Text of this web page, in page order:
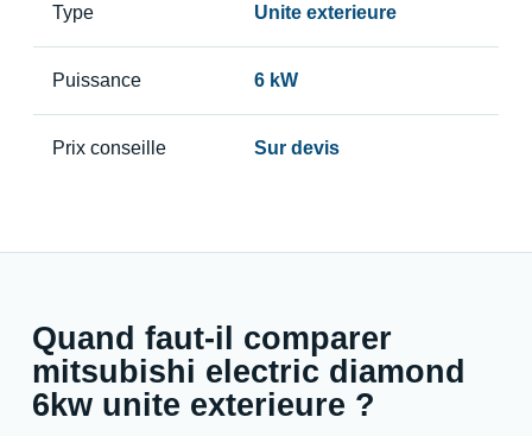
Type Unite exterieure
Puissance 6 kW
Prix conseille Sur devis
Quand faut-il comparer
mitsubishi electric diamond
6kw unite exterieure ?